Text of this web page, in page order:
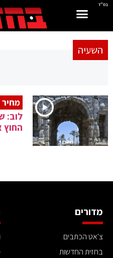
בס"ד
השעיה
לוב:
החוץ
מדורים
צ'אט הכתבים
בחזית החדשות